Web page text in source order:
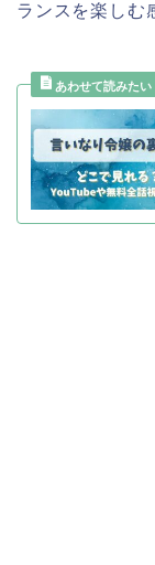
ランスを楽しむ